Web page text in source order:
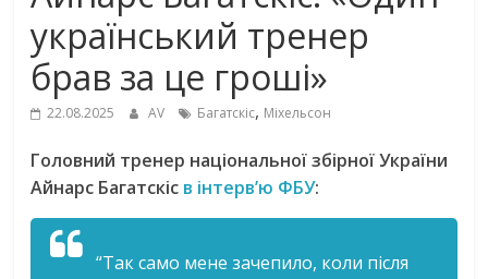
український тренер
брав за це гроші»
22.08.2025 AV Багатскіс, Міхельсон
Головний тренер національної збірної України
Айнарс Багатскіс в інтерв’ю ФБУ:
“Так само мене зачепило, коли після